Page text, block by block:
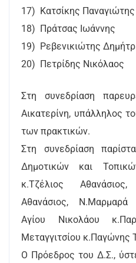
17) Κατσίκης Παναγιώτης
18) Πράτσας Ιωάννης
19) Ρεβενικιώτης
20) Πετρίδης Νικόλαος
Στη συνεδρίαση
Αικατερίνη, υπάλληλος
των πρακτικών.
Στη συνεδρίαση
Δημοτικών και
κ.Τζέλιος
Αθανάσιος, Ν.Μαρμαρά
Αγίου Νικολάου
Μεταγγιτσίου κ.Παγώνης
Ο Πρόεδρος του Δ.Σ.,